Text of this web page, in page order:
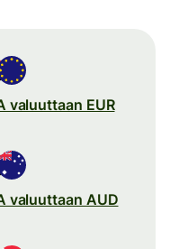
valuuttaan EUR
valuuttaan AUD